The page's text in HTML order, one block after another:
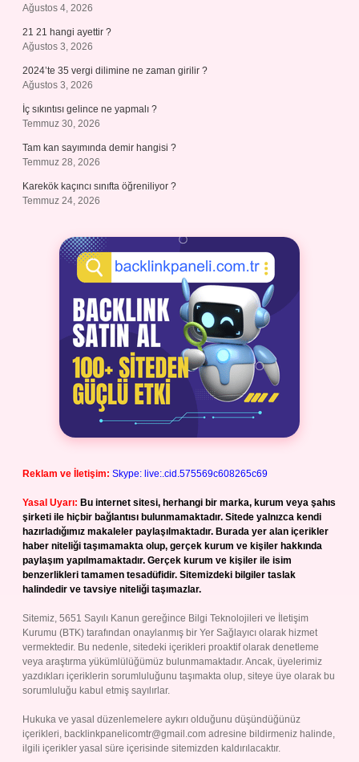
Ağustos 4, 2026
21 21 hangi ayettir ?
Ağustos 3, 2026
2024’te 35 vergi dilimine ne zaman girilir ?
Ağustos 3, 2026
İç sıkıntısı gelince ne yapmalı ?
Temmuz 30, 2026
Tam kan sayımında demir hangisi ?
Temmuz 28, 2026
Karekök kaçıncı sınıfta öğreniliyor ?
Temmuz 24, 2026
Reklam ve İletişim: Skype: live:.cid.575569c608265c69
Yasal Uyarı: Bu internet sitesi, herhangi bir marka, kurum veya şahıs
şirketi ile hiçbir bağlantısı bulunmamaktadır. Sitede yalnızca kendi
hazırladığımız makaleler paylaşılmaktadır. Burada yer alan içerikler
haber niteliği taşımamakta olup, gerçek kurum ve kişiler hakkında
paylaşım yapılmamaktadır. Gerçek kurum ve kişiler ile isim
benzerlikleri tamamen tesadüfidir. Sitemizdeki bilgiler taslak
halindedir ve tavsiye niteliği taşımazlar.
Sitemiz, 5651 Sayılı Kanun gereğince Bilgi Teknolojileri ve İletişim
Kurumu (BTK) tarafından onaylanmış bir Yer Sağlayıcı olarak hizmet
vermektedir. Bu nedenle, sitedeki içerikleri proaktif olarak denetleme
veya araştırma yükümlülüğümüz bulunmamaktadır. Ancak, üyelerimiz
yazdıkları içeriklerin sorumluluğunu taşımakta olup, siteye üye olarak bu
sorumluluğu kabul etmiş sayılırlar.
Hukuka ve yasal düzenlemelere aykırı olduğunu düşündüğünüz
içerikleri, backlinkpanelicomtr@gmail.com adresine bildirmeniz halinde,
ilgili içerikler yasal süre içerisinde sitemizden kaldırılacaktır.